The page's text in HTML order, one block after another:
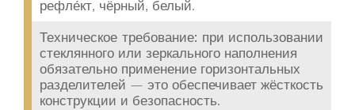
рефле́кт, чёрный, белый.
Техническое требование: при использовании
стеклянного или зеркального наполнения
обязательно применение горизонтальных
разделителей — это обеспечивает жёсткость
конструкции и безопасность.